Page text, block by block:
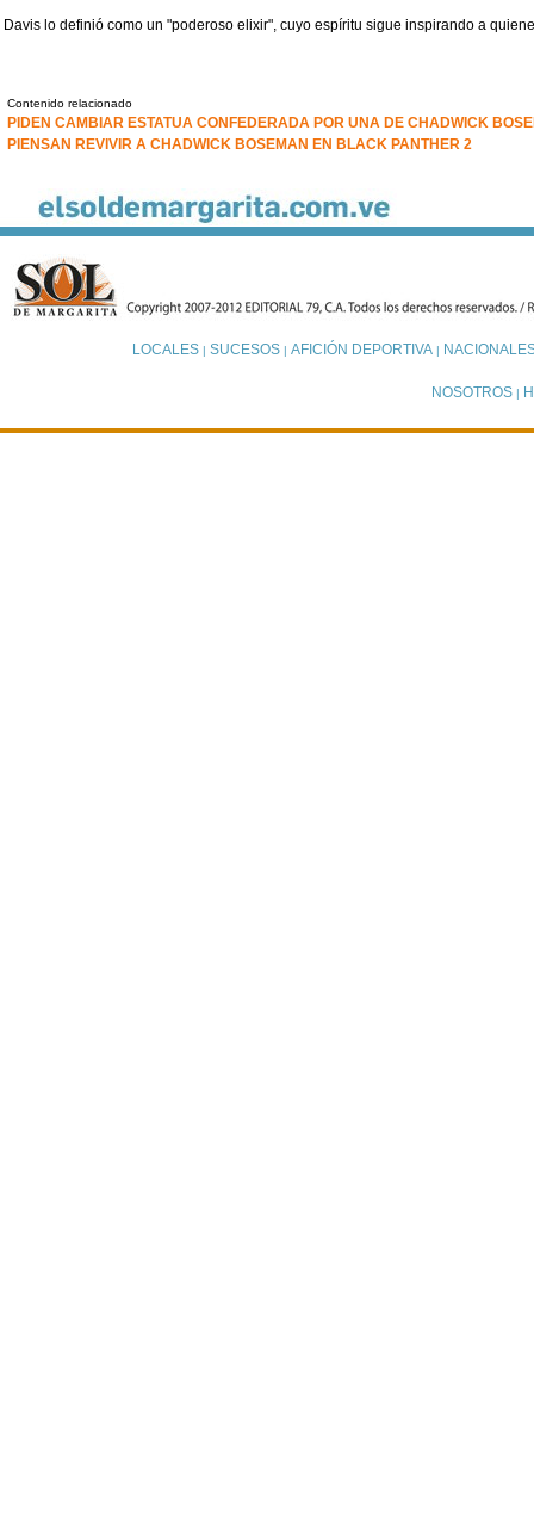
Davis lo definió como un "poderoso elixir", cuyo espíritu sigue inspirando a
Contenido relacionado
PIDEN CAMBIAR ESTATUA CONFEDERADA POR UNA DE CHADWICK
PIENSAN REVIVIR A CHADWICK BOSEMAN EN BLACK PANTHER 2
LOCALES| SUCESOS| AFICIÓN DEPORTIVA|
NOSOTROS |